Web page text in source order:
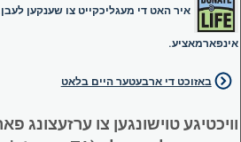
איר האט די מעגליכקייט צו שענקען
אינפארמאציע.
באזוכט די ארבעטער היים בלאט